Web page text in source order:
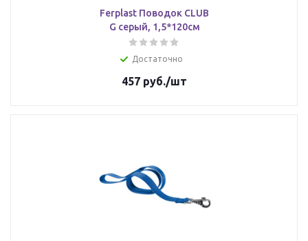
Ferplast Поводок CLUB
G серый, 1,5*120см
Достаточно
457 руб./шт